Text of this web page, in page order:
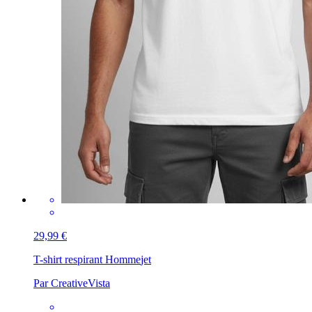
29,99 €
T-shirt respirant Hommejet
Par CreativeVista